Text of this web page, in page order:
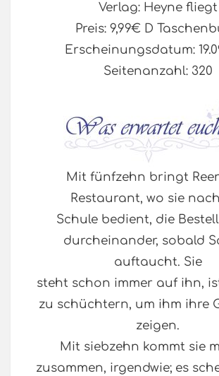
Verlag: Heyne fliegt
Preis: 9,99€ D
Erscheinungsdatum:
Seitenanzahl: 320
Mit fünfzehn bringt
Restaurant, wo sie
Schule bedient, die
durcheinander, sobald
auftaucht. Sie
steht schon immer auf ihn,
zu schüchtern, um ihm ihre
zeigen.
Mit siebzehn kommt sie
zusammen, irgendwie; es